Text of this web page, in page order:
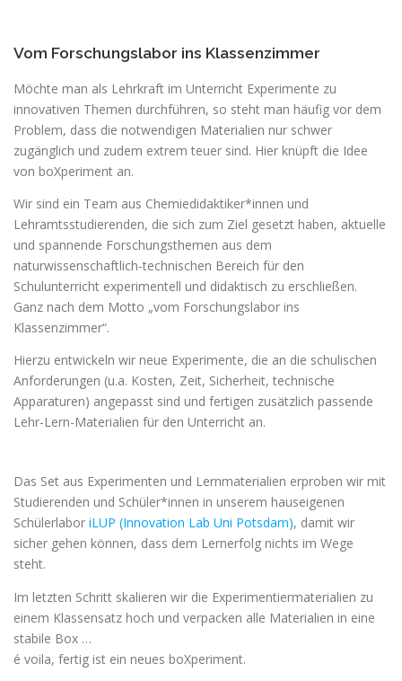
Vom Forschungslabor ins Klassenzimmer
Möchte man als Lehrkraft im Unterricht Experimente zu
innovativen Themen durchführen, so steht man häufig vor dem
Problem, dass die notwendigen Materialien nur schwer
zugänglich und zudem extrem teuer sind. Hier knüpft die Idee
von boXperiment an.
Wir sind ein Team aus Chemiedidaktiker*innen und
Lehramtsstudierenden, die sich zum Ziel gesetzt haben, aktuelle
und spannende Forschungsthemen aus dem
naturwissenschaftlich-technischen Bereich für den
Schulunterricht experimentell und didaktisch zu erschließen.
Ganz nach dem Motto „vom Forschungslabor ins
Klassenzimmer“.
Hierzu entwickeln wir neue Experimente, die an die schulischen
Anforderungen (u.a. Kosten, Zeit, Sicherheit, technische
Apparaturen) angepasst sind und fertigen zusätzlich passende
Lehr-Lern-Materialien für den Unterricht an.
Das Set aus Experimenten und Lernmaterialien erproben wir mit
Studierenden und Schüler*innen in unserem hauseigenen
Schülerlabor iLUP (Innovation Lab Uni Potsdam), damit wir
sicher gehen können, dass dem Lernerfolg nichts im Wege
steht.
Im letzten Schritt skalieren wir die Experimentiermaterialien zu
einem Klassensatz hoch und verpacken alle Materialien in eine
stabile Box …
é voila, fertig ist ein neues boXperiment.